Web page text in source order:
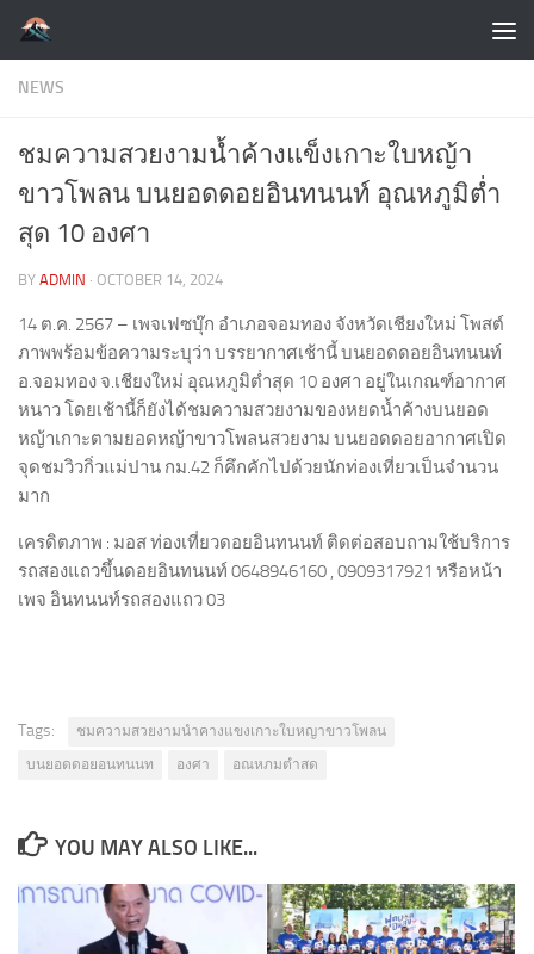
Skip to content
NEWS
ชมความสวยงามน้ำค้างแข็งเกาะใบหญ้า
ขาวโพลน บนยอดดอยอินทนนท์ อุณหภูมิต่ำ
สุด 10 องศา
BY ADMIN · OCTOBER 14, 2024
14 ต.ค. 2567 – เพจเฟซบุ๊ก อำเภอจอมทอง จังหวัดเชียงใหม่ โพสต์
ภาพพร้อมข้อความระบุว่า บรรยากาศเช้านี้ บนยอดดอยอินทนนท์
อ.จอมทอง จ.เชียงใหม่ อุณหภูมิต่ำสุด 10 องศา อยู่ในเกณฑ์อากาศ
หนาว โดยเช้านี้ก็ยังได้ชมความสวยงามของหยดน้ำค้างบนยอด
หญ้าเกาะตามยอดหญ้าขาวโพลนสวยงาม บนยอดดอยอากาศเปิด
จุดชมวิวกิ่วแม่ปาน กม.42 ก็คึกคักไปด้วยนักท่องเที่ยวเป็นจำนวน
มาก
เครดิตภาพ : มอส ท่องเที่ยวดอยอินทนนท์ ติดต่อ​สอบถามใช้บริการ
รถสองแถวขึ้นดอยอินทนนท์ 0648946160 , 0909317921 หรือหน้า
เพจ อินทนนท์รถสองแถว 03
Tags:
ชมความสวยงามนำคางแขงเกาะใบหญาขาวโพลน
บนยอดดอยอนทนนท
องศา อณหภมตำสด
YOU MAY ALSO LIKE...